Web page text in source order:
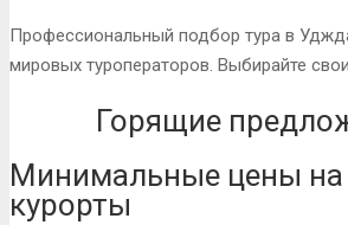
Профессиональный подбор тура в
мировых туроператоров. Выбирайте
Горящие
Минимальные цены
курорты